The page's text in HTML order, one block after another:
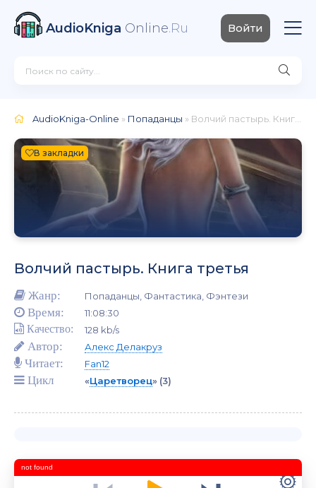
AudioKniga Online.Ru Войти
AudioKniga-Online » Попаданцы » Волчий пастырь. Книга третья
В закладки
Волчий пастырь. Книга третья
Жанр: Попаданцы, Фантастика, Фэнтези
Время: 11:08:30
Качество: 128 kb/s
Автор: Алекс Делакруз
Читает: Fan12
Цикл «Царетворец» (3)
not found